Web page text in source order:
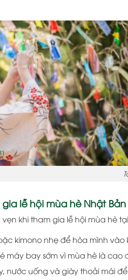
lễ hội mùa hè Nhật Bản
khi tham gia lễ hội mùa hè
kimono nhẹ để hòa mình vào
máy bay sớm vì mùa hè là cao
nước uống và giày thoải mái